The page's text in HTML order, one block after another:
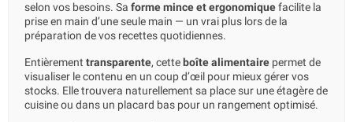
selon vos besoins. Sa forme mince et ergonomiquefacilite la
prise en main d’une seule main — un vrai plus lors de la
préparation de vos recettes quotidiennes.
Entièrement transparente, cette boîte alimentaire permet de
visualiser le contenu en un coup d’œil pour mieux gérer vos
stocks. Elle trouvera naturellement sa place sur uneétagère de
cuisineou dans un placard bas pour un rangement optimisé.